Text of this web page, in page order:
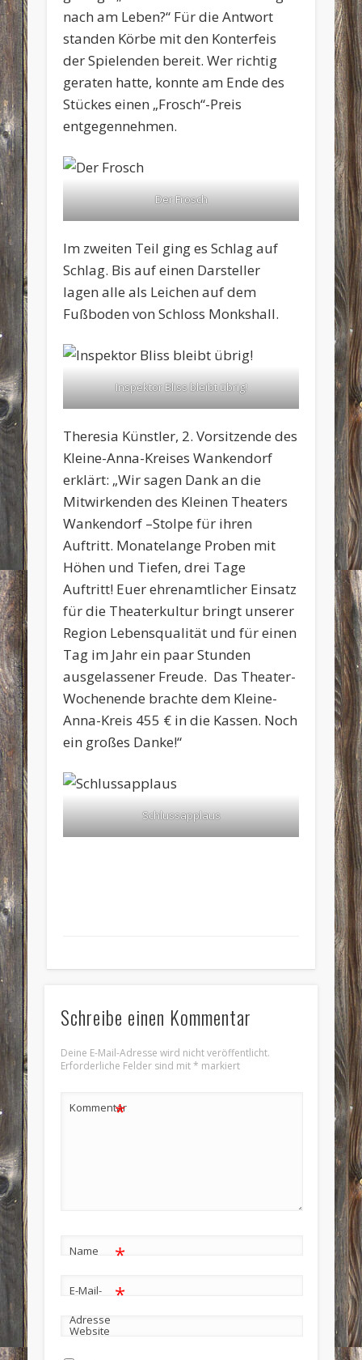
nach am Leben?“ Für die Antwort
standen Körbe mit den Konterfeis
der Spielenden bereit. Wer richtig
geraten hatte, konnte am Ende des
Stückes einen „Frosch“-Preis
entgegennehmen.
Der Frosch
Im zweiten Teil ging es Schlag auf
Schlag. Bis auf einen Darsteller
lagen alle als Leichen auf dem
Fußboden von Schloss Monkshall.
Inspektor Bliss bleibt übrig!
Theresia Künstler, 2. Vorsitzende des
Kleine-Anna-Kreises Wankendorf
erklärt: „Wir sagen Dank an die
Mitwirkenden des Kleinen Theaters
Wankendorf –Stolpe für ihren
Auftritt. Monatelange Proben mit
Höhen und Tiefen, drei Tage
Auftritt! Euer ehrenamtlicher Einsatz
für die Theaterkultur bringt unserer
Region Lebensqualität und für einen
Tag im Jahr ein paar Stunden
ausgelassener Freude. Das Theater-
Wochenende brachte dem Kleine-
Anna-Kreis 455 € in die Kassen. Noch
ein großes Danke!“
Schlussapplaus
Schreibe einen Kommentar
Deine E-Mail-Adresse wird nicht veröffentlicht.
Erforderliche Felder sind mit* markiert
Kommentar
*
Name *
E-Mail-
Adresse
*
Website